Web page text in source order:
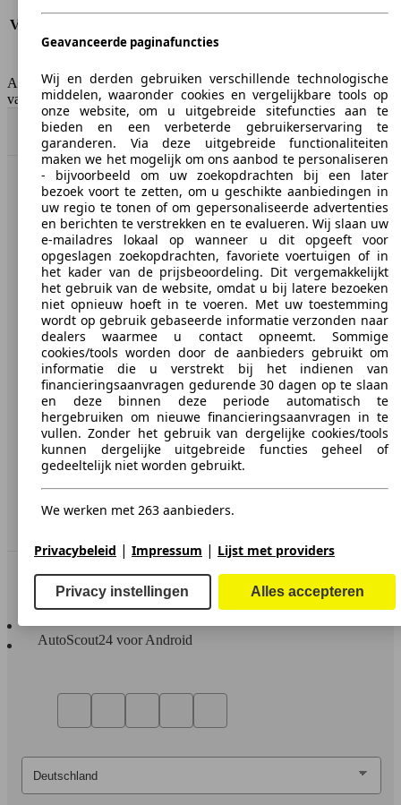
Verbruik (gemiddeld)*
Emissieklasse
Euro 5
AutoScout24 Belgium NV is niet aansprakelijk voor de juistheid
van de gegevens.
Naar boven
AutoScout24: de grootste online automarkt in Europa.
AutoScout24
Over AutoScout24
Pers
Disclaimer
Wettelijke rechten
Privacy
Media
Toegankelijkheidsverklaring
In contact te blijven
AutoScout24 voor Android
Geavanceerde paginafuncties
Wij en derden gebruiken verschillende technologische
middelen, waaronder cookies en vergelijkbare tools op
onze website, om u uitgebreide sitefuncties aan te
bieden en een verbeterde gebruikerservaring te
garanderen. Via deze uitgebreide functionaliteiten
maken we het mogelijk om ons aanbod te personaliseren
- bijvoorbeeld om uw zoekopdrachten bij een later
bezoek voort te zetten, om u geschikte aanbiedingen in
uw regio te tonen of om gepersonaliseerde advertenties
en berichten te verstrekken en te evalueren. Wij slaan uw
e-mailadres lokaal op wanneer u dit opgeeft voor
opgeslagen zoekopdrachten, favoriete voertuigen of in
het kader van de prijsbeoordeling. Dit vergemakkelijkt
het gebruik van de website, omdat u bij latere bezoeken
niet opnieuw hoeft in te voeren. Met uw toestemming
wordt op gebruik gebaseerde informatie verzonden naar
dealers waarmee u contact opneemt. Sommige
cookies/tools worden door de aanbieders gebruikt om
informatie die u verstrekt bij het indienen van
financieringsaanvragen gedurende 30 dagen op te slaan
en deze binnen deze periode automatisch te
hergebruiken om nieuwe financieringsaanvragen in te
vullen. Zonder het gebruik van dergelijke cookies/tools
kunnen dergelijke uitgebreide functies geheel of
gedeeltelijk niet worden gebruikt.
We werken met 263 aanbieders.
Privacybeleid | Impressum | Lijst met providers
Privacy instellingen Alles accepteren